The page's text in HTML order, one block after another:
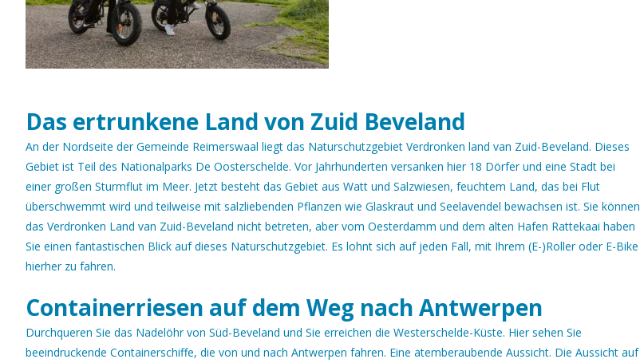
Das ertrunkene Land von Zuid Beveland
An der Nordseite der Gemeinde Reimerswaal liegt das Naturschutzgebiet Verdronken land van Zuid-Beveland. Dieses
Gebiet ist Teil des Nationalparks De Oosterschelde. Vor Jahrhunderten versanken hier 18 Dörfer und eine Stadt bei
einer großen Sturmflut im Meer. Jetzt besteht das Gebiet aus Watt und Salzwiesen, feuchtem Land, das bei Flut
überschwemmt wird und teilweise mit salzliebenden Pflanzen wie Glaskraut und Seelavendel bewachsen ist. Sie können
das Verdronken Land van Zuid-Beveland nicht betreten, aber vom Oesterdamm und dem alten Hafen Rattekaai haben
Sie einen fantastischen Blick auf dieses Naturschutzgebiet. Es lohnt sich auf jeden Fall, mit Ihrem (E-)Roller oder E-Bike
hierher zu fahren.
Containerriesen auf dem Weg nach Antwerpen
Durchqueren Sie das Nadelöhr von Süd-Beveland und Sie erreichen die Westerschelde-Küste. Hier sehen Sie
beeindruckende Containerschiffe, die von und nach Antwerpen fahren. Eine atemberaubende Aussicht. Die Aussicht auf